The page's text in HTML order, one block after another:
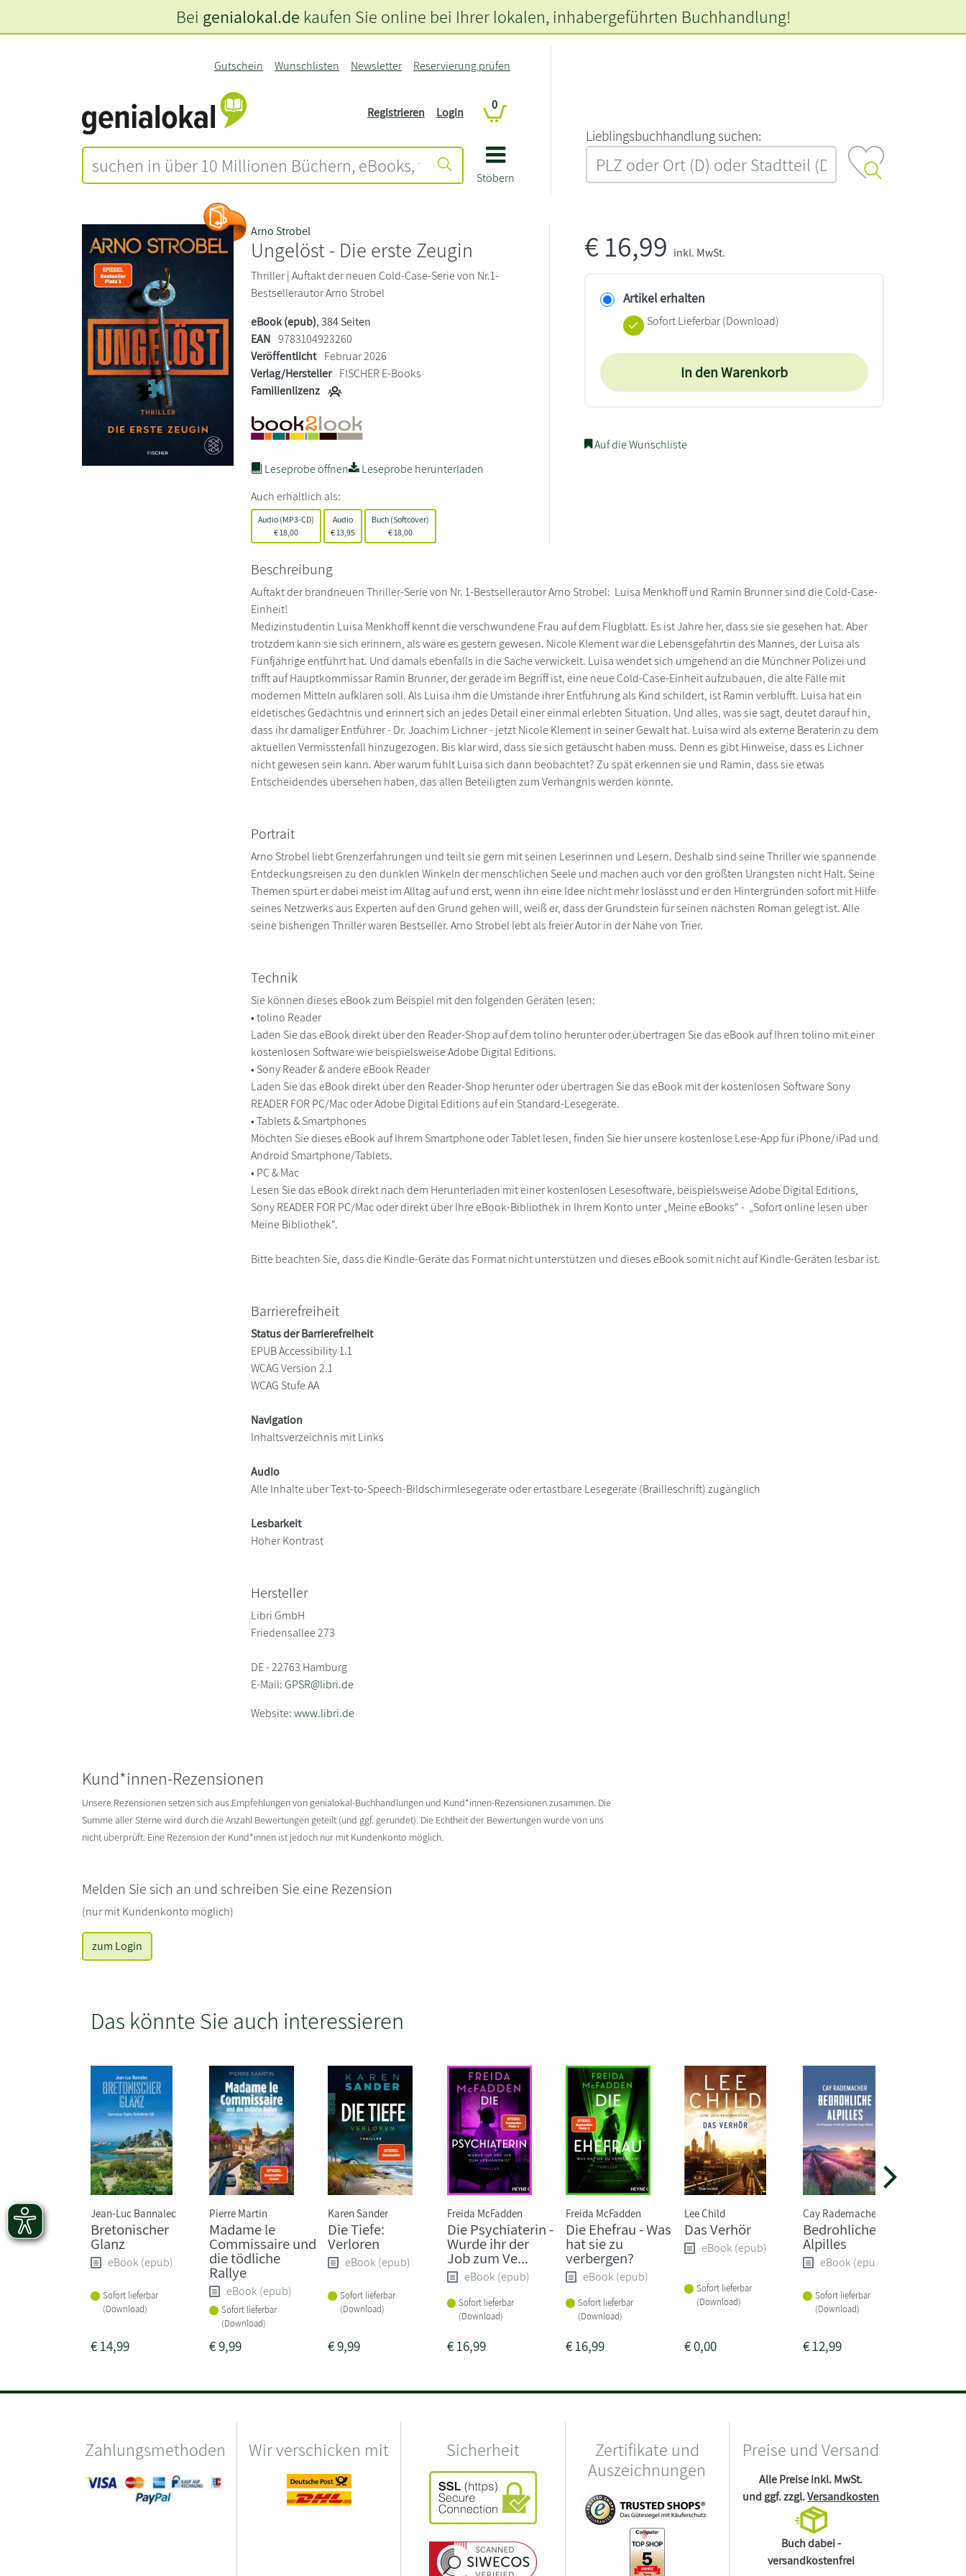
Stöbern
Gutschein Wunschlisten Newsletter Reservierung prüfen
Registrieren Login
0
L‍i‍e‍b‍l‍i‍n‍g‍s‍b‍u‍c‍h‍h‍a‍n‍d‍l‍u‍n‍g‍ ‍s‍u‍c‍h‍e‍n‍:‍
Bei genialokal.de kaufen Sie online bei Ihrer lokalen, inhabergeführten Buchhandlung!
Arno Strobel
Ungelöst - Die erste Zeugin
Thriller | Auftakt der neuen Cold-Case-Serie von Nr.1-
Bestsellerautor Arno Strobel
eBook (epub), 384 Seiten
EAN 9783104923260
Veröffentlicht Februar 2026
Verlag/Hersteller FISCHER E-Books
Familienlizenz
Leseprobe öffnen
Leseprobe herunterladen
Auch erhältlich als:
Audio (MP3-CD)
€ 18,00
Audio
€ 13,95
Buch (Softcover)
€ 18,00
€16,99 inkl. MwSt.
Artikel erhalten
Sofort Lieferbar (Download)
In den Warenkorb
Auf die Wunschliste
Beschreibung
Auftakt der brandneuen Thriller-Serie von Nr. 1-Bestsellerautor Arno Strobel: Luisa Menkhoff und Ramin Brunner sind die Cold-Case-
Einheit!
Medizinstudentin Luisa Menkhoff kennt die verschwundene Frau auf dem Flugblatt. Es ist Jahre her, dass sie sie gesehen hat. Aber
trotzdem kann sie sich erinnern, als wäre es gestern gewesen. Nicole Klement war die Lebensgefährtin des Mannes, der Luisa als
Fünfjährige entführt hat. Und damals ebenfalls in die Sache verwickelt. Luisa wendet sich umgehend an die Münchner Polizei und
trifft auf Hauptkommissar Ramin Brunner, der gerade im Begriff ist, eine neue Cold-Case-Einheit aufzubauen, die alte Fälle mit
modernen Mitteln aufklären soll. Als Luisa ihm die Umstände ihrer Entführung als Kind schildert, ist Ramin verblüfft. Luisa hat ein
eidetisches Gedächtnis und erinnert sich an jedes Detail einer einmal erlebten Situation. Und alles, was sie sagt, deutet darauf hin,
dass ihr damaliger Entführer - Dr. Joachim Lichner - jetzt Nicole Klement in seiner Gewalt hat. Luisa wird als externe Beraterin zu dem
aktuellen Vermisstenfall hinzugezogen. Bis klar wird, dass sie sich getäuscht haben muss. Denn es gibt Hinweise, dass es Lichner
nicht gewesen sein kann. Aber warum fühlt Luisa sich dann beobachtet? Zu spät erkennen sie und Ramin, dass sie etwas
Entscheidendes übersehen haben, das allen Beteiligten zum Verhängnis werden könnte.
Portrait
Arno Strobel liebt Grenzerfahrungen und teilt sie gern mit seinen Leserinnen und Lesern. Deshalb sind seine Thriller wie spannende
Entdeckungsreisen zu den dunklen Winkeln der menschlichen Seele und machen auch vor den größten Urängsten nicht Halt. Seine
Themen spürt er dabei meist im Alltag auf und erst, wenn ihn eine Idee nicht mehr loslässt und er den Hintergründen sofort mit Hilfe
seines Netzwerks aus Experten auf den Grund gehen will, weiß er, dass der Grundstein für seinen nächsten Roman gelegt ist. Alle
seine bisherigen Thriller waren Bestseller. Arno Strobel lebt als freier Autor in der Nähe von Trier.
Technik
Sie können dieses eBook zum Beispiel mit den folgenden Geräten lesen:
• tolino Reader
Laden Sie das eBook direkt über den Reader-Shop auf dem tolino herunter oder übertragen Sie das eBook auf Ihren tolino mit einer
kostenlosen Software wie beispielsweise Adobe Digital Editions.
• Sony Reader & andere eBook Reader
Laden Sie das eBook direkt über den Reader-Shop herunter oder übertragen Sie das eBook mit der kostenlosen Software Sony
READER FOR PC/Mac oder Adobe Digital Editions auf ein Standard-Lesegeräte.
• Tablets & Smartphones
Möchten Sie dieses eBook auf Ihrem Smartphone oder Tablet lesen, finden Sie hier unsere kostenlose Lese-App für iPhone/iPad und
Android Smartphone/Tablets.
• PC & Mac
Lesen Sie das eBook direkt nach dem Herunterladen mit einer kostenlosen Lesesoftware, beispielsweise Adobe Digital Editions,
Sony READER FOR PC/Mac oder direkt über Ihre eBook-Bibliothek in Ihrem Konto unter „Meine eBooks“ - „Sofort online lesen über
Meine Bibliothek“.
Bitte beachten Sie, dass die Kindle-Geräte das Format nicht unterstützen und dieses eBook somit nicht auf Kindle-Geräten lesbar ist.
Barrierefreiheit
Status der Barrierefreiheit
EPUB Accessibility 1.1
WCAG Version 2.1
WCAG Stufe AA
Navigation
Inhaltsverzeichnis mit Links
Audio
Alle Inhalte über Text-to-Speech-Bildschirmlesegeräte oder ertastbare Lesegeräte (Brailleschrift) zugänglich
Lesbarkeit
Hoher Kontrast
Hersteller
Libri GmbH
Friedensallee 273
DE - 22763 Hamburg
E-Mail:GPSR@libri.de
Website:www.libri.de
Kund*innen-Rezensionen
Unsere Rezensionen setzen sich aus Empfehlungen von genialokal-Buchhandlungen und Kund*innen-Rezensionen zusammen. Die
Summe aller Sterne wird durch die Anzahl Bewertungen geteilt (und ggf. gerundet). Die Echtheit der Bewertungen wurde von uns
nicht überprüft. Eine Rezension der Kund*innen ist jedoch nur mit Kundenkonto möglich.
Melden Sie sich an und schreiben Sie eine Rezension
(nur mit Kundenkonto möglich)
zum Login
Das könnte Sie auch interessieren
Jean-Luc Bannalec
Bretonischer
Glanz
eBook (epub)
Sofort lieferbar
(Download)
€14,99
Pierre Martin
Madame le
Commissaire und
die tödliche
Rallye
eBook (epub)
Sofort lieferbar
(Download)
€9,99
Karen Sander
Die Tiefe:
Verloren
eBook (epub)
Sofort lieferbar
(Download)
€9,99
Freida McFadden
Die Psychiaterin -
Wurde ihr der
Job zum Ve...
eBook (epub)
Sofort lieferbar
(Download)
€16,99
Freida McFadden
Die Ehefrau - Was
hat sie zu
verbergen?
eBook (epub)
Sofort lieferbar
(Download)
€16,99
Lee Child
Das Verhör
eBook (epub)
Sofort lieferbar
(Download)
€0,00
Cay Rademacher
Bedrohliche
Alpilles
eBook (epub)
Sofort lieferbar
(Download)
€12,99
Zahlungsmethoden Wir verschicken mit Sicherheit
Zertifikate und
Auszeichnungen
Preise und Versand
Alle Preise inkl. MwSt.
und ggf. zzgl.Versandkosten
Buch dabei -
versandkostenfrei